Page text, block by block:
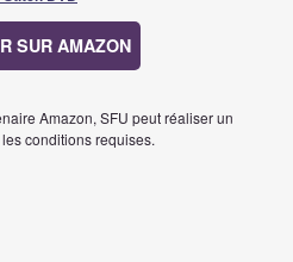
SUR AMAZON
Amazon, SFU peut réaliser un
conditions requises.